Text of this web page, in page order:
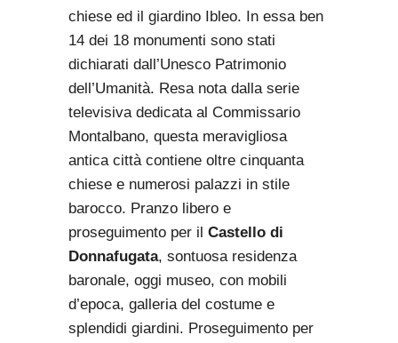
chiese ed il giardino Ibleo. In essa ben
14 dei 18 monumenti sono stati
dichiarati dall’Unesco Patrimonio
dell’Umanità. Resa nota dalla serie
televisiva dedicata al Commissario
Montalbano, questa meravigliosa
antica città contiene oltre cinquanta
chiese e numerosi palazzi in stile
barocco. Pranzo libero e
proseguimento per ilCastello di
Donnafugata, sontuosa residenza
baronale, oggi museo, con mobili
d’epoca, galleria del costume e
splendidi giardini. Proseguimento per